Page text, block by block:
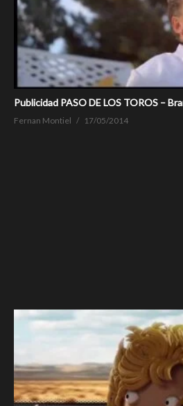
Publicidad PASO DE LOS TOROS –
Fernan Montiel 17/05/2014